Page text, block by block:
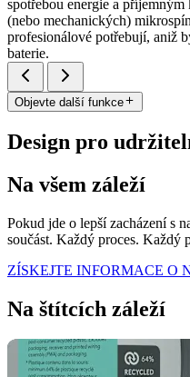
spotřebou energie a
(nebo mechanických)
profesionálové potřebují, aniž
baterie.
Objevte další funkce
Design pro
Na všem záleží
Pokud jde o lepší zacházení s
součást. Každý proces. Každý
ZÍSKEJTE INFORMACE O
Na štítcích záleží